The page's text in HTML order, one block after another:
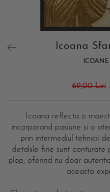
Icoana
69,00 Lei
Icoana reflecta o
incorporand pasiune si o
prin intermediul tehnicii
detaliile fine sunt conturate
plop, oferind nu doar
aceasta